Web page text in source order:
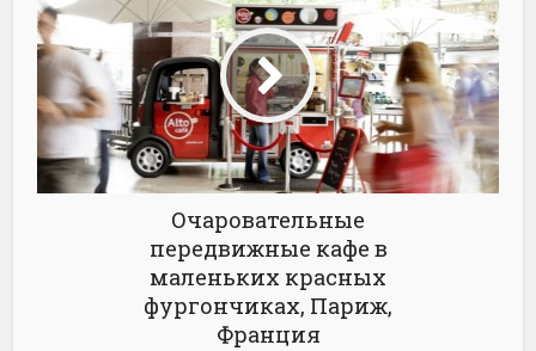
Очаровательные
передвижные кафе в
маленьких красных
фургончиках, Париж,
Франция